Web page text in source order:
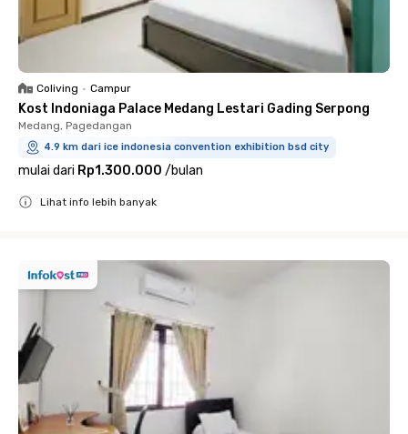
Coliving • Campur
Kost Indoniaga Palace Medang Lestari Gading Serpong
Medang, Pagedangan
4.9 km dari ice indonesia convention exhibition bsd city
mulai dari Rp1.300.000 /bulan
Lihat info lebih banyak